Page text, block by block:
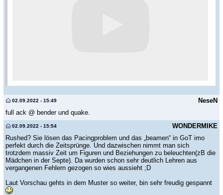
NeseN
02.09.2022 - 15:49
full ack @ bender und quake.
WONDERMIKE
02.09.2022 - 15:54
Rushed? Sie lösen das Pacingproblem und das „beamen“ in GoT imo
perfekt durch die Zeitsprünge. Und dazwischen nimmt man sich
trotzdem massiv Zeit um Figuren und Beziehungen zu beleuchten(zB die
Mädchen in der Septe). Da wurden schon sehr deutlich Lehren aus
vergangenen Fehlern gezogen so wies aussieht ;D
Laut Vorschau gehts in dem Muster so weiter, bin sehr freudig gespannt